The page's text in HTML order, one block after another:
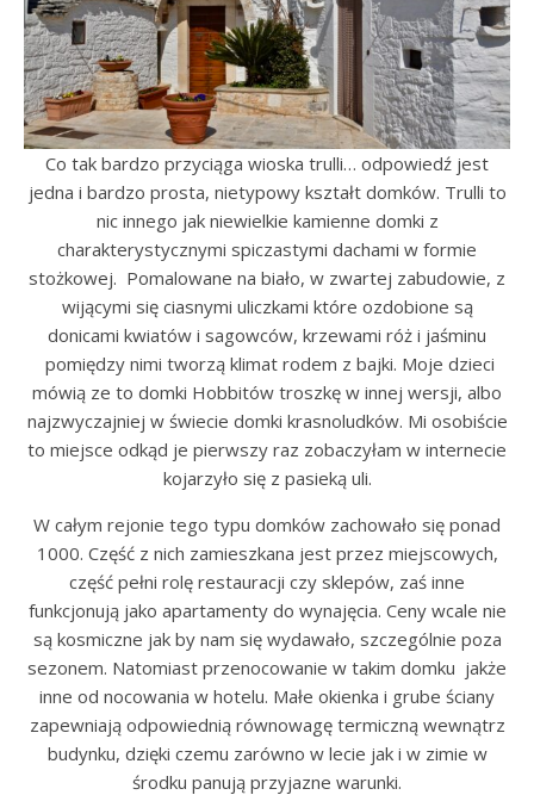
Co tak bardzo przyciąga wioska trulli… odpowiedź jest
jedna i bardzo prosta, nietypowy kształt domków. Trulli to
nic innego jak niewielkie kamienne domki z
charakterystycznymi spiczastymi dachami w formie
stożkowej. Pomalowane na biało, w zwartej zabudowie, z
wijącymi się ciasnymi uliczkami które ozdobione są
donicami kwiatów i sagowców, krzewami róż i jaśminu
pomiędzy nimi tworzą klimat rodem z bajki. Moje dzieci
mówią ze to domki Hobbitów troszkę w innej wersji, albo
najzwyczajniej w świecie domki krasnoludków. Mi osobiście
to miejsce odkąd je pierwszy raz zobaczyłam w internecie
kojarzyło się z pasieką uli.
W całym rejonie tego typu domków zachowało się ponad
1000. Część z nich zamieszkana jest przez miejscowych,
część pełni rolę restauracji czy sklepów, zaś inne
funkcjonują jako apartamenty do wynajęcia. Ceny wcale nie
są kosmiczne jak by nam się wydawało, szczególnie poza
sezonem. Natomiast przenocowanie w takim domku jakże
inne od nocowania w hotelu. Małe okienka i grube ściany
zapewniają odpowiednią równowagę termiczną wewnątrz
budynku, dzięki czemu zarówno w lecie jak i w zimie w
środku panują przyjazne warunki.